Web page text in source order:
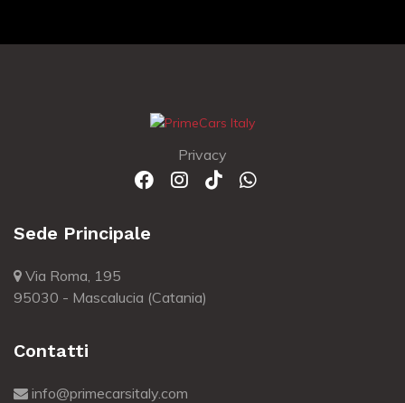
Privacy
Sede Principale
Via Roma, 195
95030 - Mascalucia (Catania)
Contatti
info@primecarsitaly.com